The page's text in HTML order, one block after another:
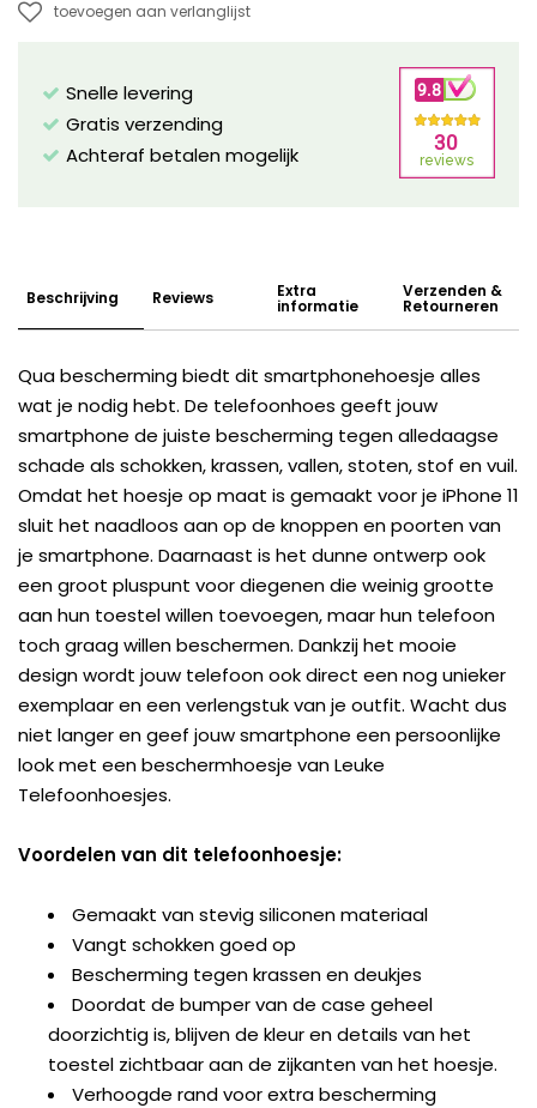
toevoegen aan verlanglijst
Snelle levering
Gratis verzending
Achteraf betalen mogelijk
Beschrijving Reviews Extra
informatie
Verzenden &
Retourneren
Qua bescherming biedt dit smartphonehoesje alles
wat je nodig hebt. De telefoonhoes geeft jouw
smartphone de juiste bescherming tegen alledaagse
schade als schokken, krassen, vallen, stoten, stof en vuil.
Omdat het hoesje op maat is gemaakt voor je iPhone 11
sluit het naadloos aan op de knoppen en poorten van
je smartphone. Daarnaast is het dunne ontwerp ook
een groot pluspunt voor diegenen die weinig grootte
aan hun toestel willen toevoegen, maar hun telefoon
toch graag willen beschermen. Dankzij het mooie
design wordt jouw telefoon ook direct een nog unieker
exemplaar en een verlengstuk van je outfit. Wacht dus
niet langer en geef jouw smartphone een persoonlijke
look met een beschermhoesje van Leuke
Telefoonhoesjes.
Voordelen van dit telefoonhoesje:
Gemaakt van stevig siliconen materiaal
Vangt schokken goed op
Bescherming tegen krassen en deukjes
Doordat de bumper van de case geheel
doorzichtig is, blijven de kleur en details van het
toestel zichtbaar aan de zijkanten van het hoesje.
Verhoogde rand voor extra bescherming